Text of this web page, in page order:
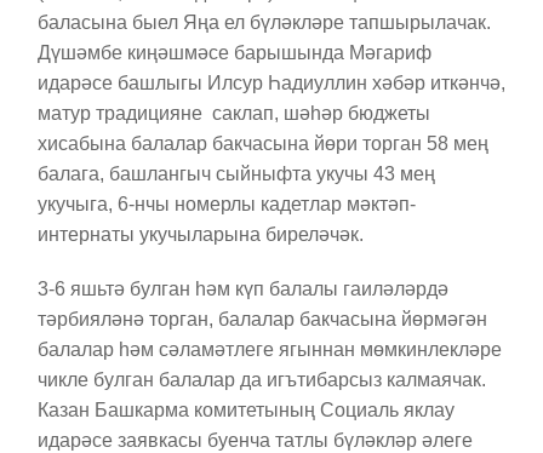
баласына быел Яңа ел бүләкләре тапшырылачак.
Дүшәмбе киңәшмәсе барышында Мәгариф
идарәсе башлыгы Илсур Һадиуллин хәбәр иткәнчә,
матур традицияне саклап, шәһәр бюджеты
хисабына балалар бакчасына йөри торган 58 мең
балага, башлангыч сыйныфта укучы 43 мең
укучыга, 6-нчы номерлы кадетлар мәктәп-
интернаты укучыларына биреләчәк.
3-6 яшьтә булган һәм күп балалы гаиләләрдә
тәрбияләнә торган, балалар бакчасына йөрмәгән
балалар һәм сәламәтлеге ягыннан мөмкинлекләре
чикле булган балалар да игътибарсыз калмаячак.
Казан Башкарма комитетының Социаль яклау
идарәсе заявкасы буенча татлы бүләкләр әлеге